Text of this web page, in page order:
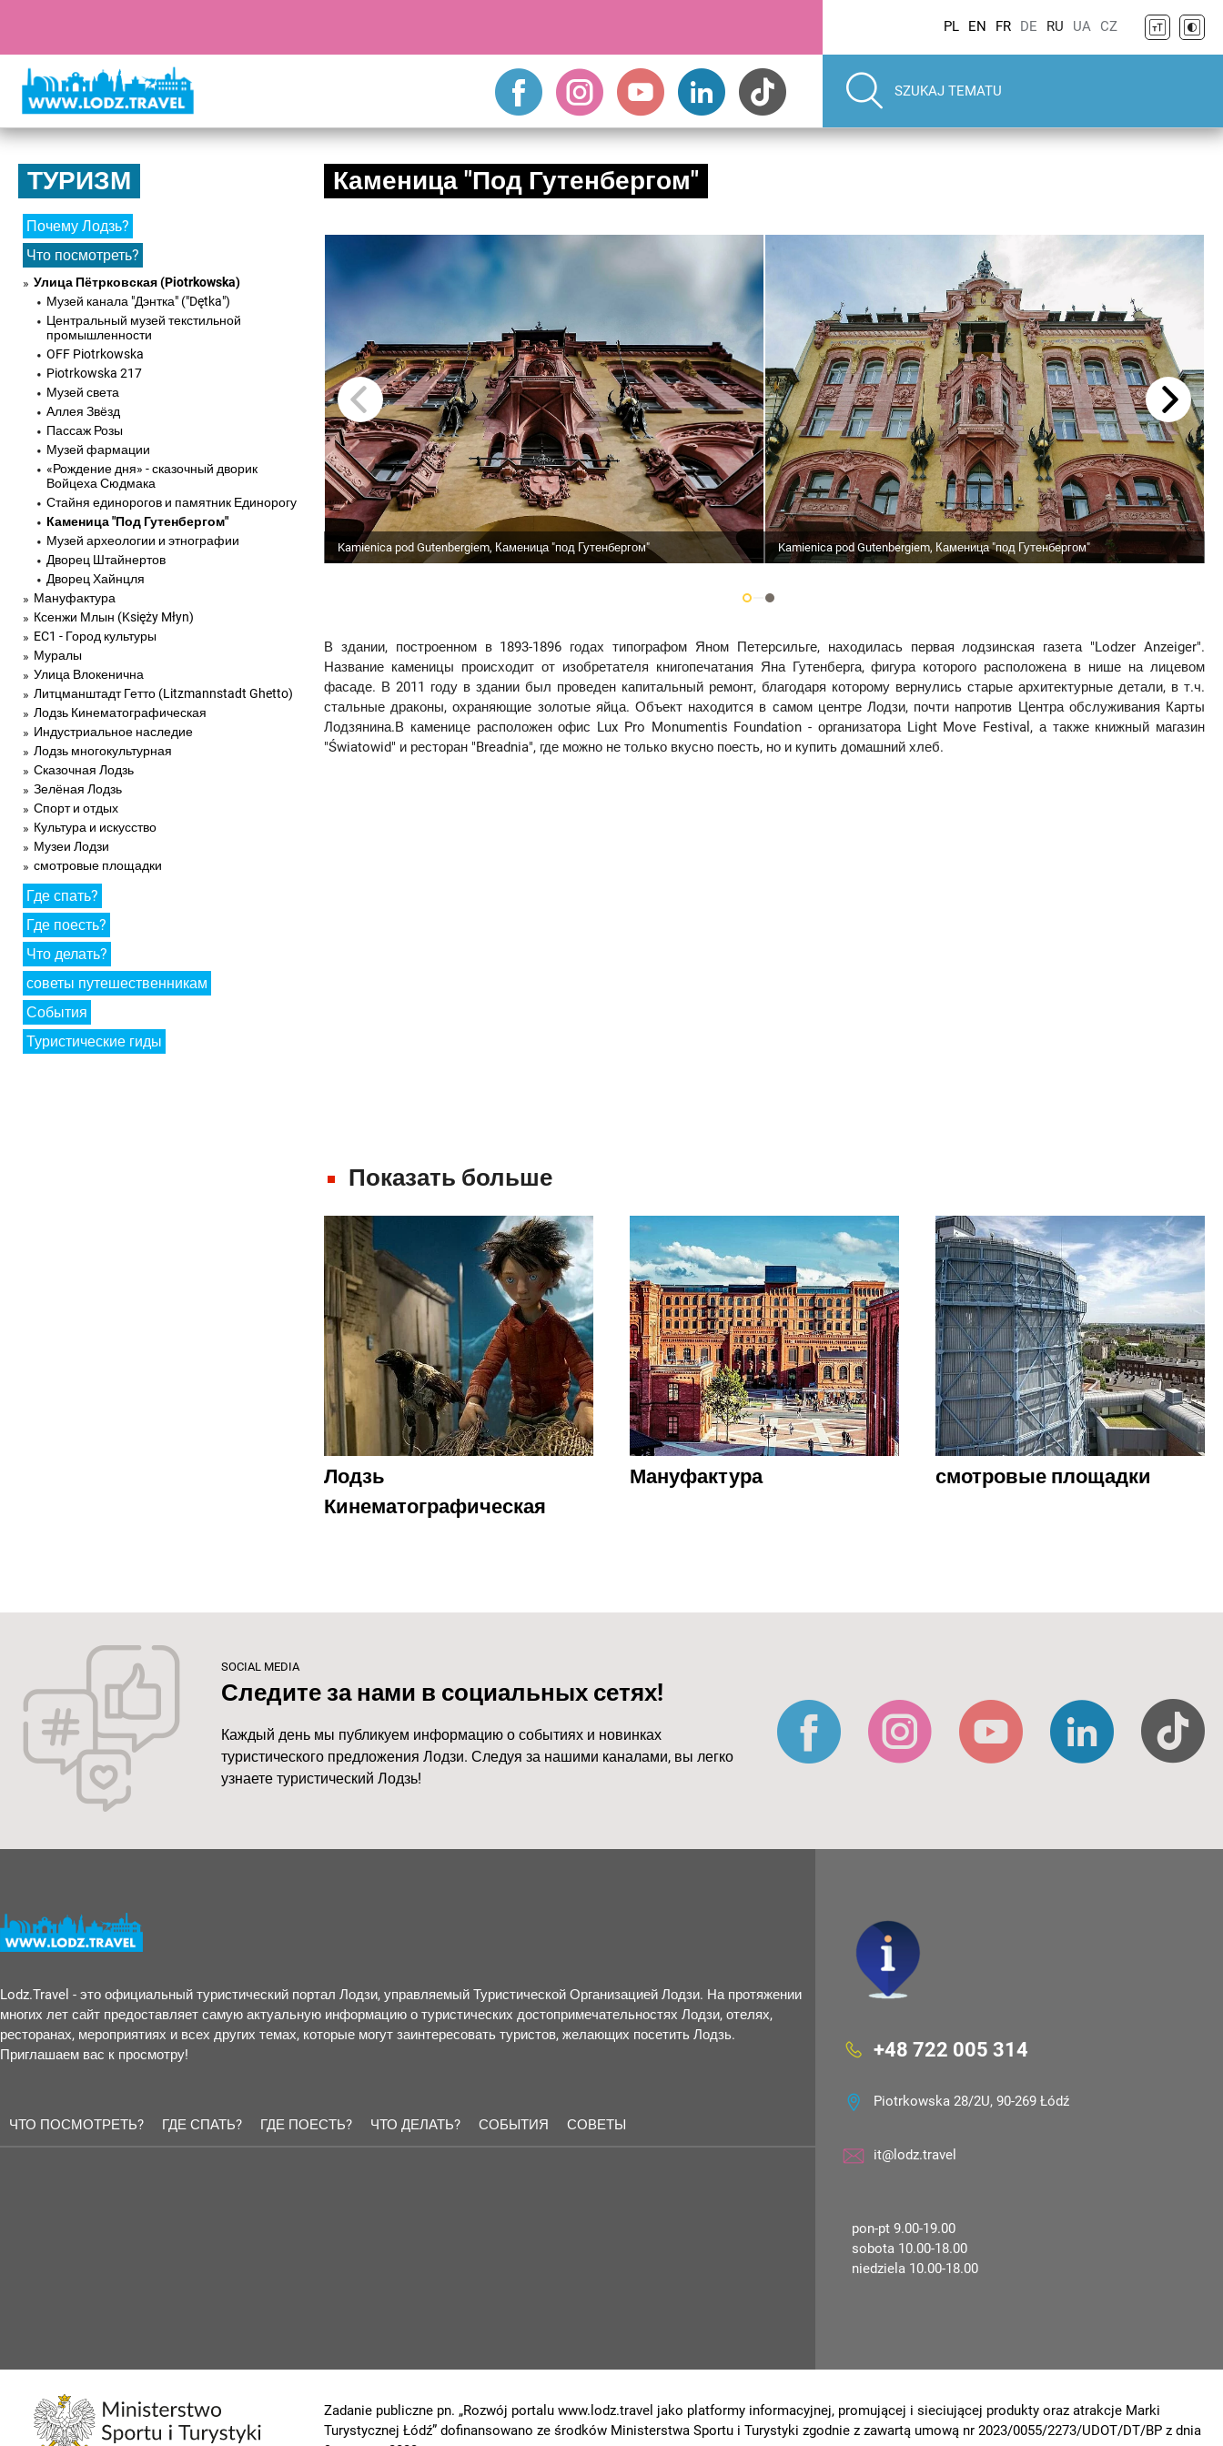
PL EN FR DE RU UA CZ
ТУРИЗМ
Почему Лодзь?
Что посмотреть?
Улица Пётрковская (Piotrkowska)
Музей канала "Дэнтка" ("Dętka")
Центральный музей текстильной
промышленности
OFF Piotrkowska
Piotrkowska 217
Музей света
Аллея Звёзд
Пассаж Розы
Музей фармации
«Рождение дня» - сказочный дворик
Войцеха Сюдмака
Стайня единорогов и памятник Единорогу
Каменица "Под Гутенбергом"
Музей археологии и этнографии
Дворец Штайнертов
Дворец Хайнцля
Мануфактура
Ксенжи Млын (Księży Młyn)
EC1 - Город культуры
Муралы
Улица Влокенична
Литцманштадт Гетто (Litzmannstadt Ghetto)
Лодзь Кинематографическая
Индустриальное наследие
Лодзь многокультурная
Сказочная Лодзь
Зелёная Лодзь
Спорт и отдых
Культура и искусство
Музеи Лодзи
смотровые площадки
Где спать?
Где поесть?
Что делать?
советы путешественникам
События
Туристические гиды
Каменица "Под Гутенбергом"
Kamienica pod Gutenbergiem, Каменица "под Гутенбергом" Kamienica pod Gutenbergiem, Каменица "под Гутенбергом"
В здании, построенном в 1893-1896 годах типографом Яном Петерсильге, находилась первая лодзинская газета "Lodzer Anzeiger".
Название каменицы происходит от изобретателя книгопечатания Яна Гутенберга, фигура которого расположена в нише на лицевом
фасаде. В 2011 году в здании был проведен капитальный ремонт, благодаря которому вернулись старые архитектурные детали, в т.ч.
стальные драконы, охраняющие золотые яйца. Объект находится в самом центре Лодзи, почти напротив Центра обслуживания Карты
Лодзянина.В каменице расположен офис Lux Pro Monumentis Foundation - организатора Light Move Festival, а также книжный магазин
"Światowid" и ресторан "Breadnia", где можно не только вкусно поесть, но и купить домашний хлеб.
Показать больше
Лодзь
Кинематографическая
Мануфактура смотровые площадки
SOCIAL MEDIA
Следите за нами в социальных сетях!
Каждый день мы публикуем информацию о событиях и новинках
туристического предложения Лодзи. Следуя за нашими каналами, вы легко
узнаете туристический Лодзь!
Lodz.Travel - это официальный туристический портал Лодзи, управляемый Туристической Организацией Лодзи. На протяжении
многих лет сайт предоставляет самую актуальную информацию о туристических достопримечательностях Лодзи, отелях,
ресторанах, мероприятиях и всех других темах, которые могут заинтересовать туристов, желающих посетить Лодзь.
Приглашаем вас к просмотру!
ЧТО ПОСМОТРЕТЬ? ГДЕ СПАТЬ? ГДЕ ПОЕСТЬ? ЧТО ДЕЛАТЬ? СОБЫТИЯ СОВЕТЫ
+48 722 005 314
Piotrkowska 28/2U, 90-269 Łódź
it@lodz.travel
pon-pt 9.00-19.00
sobota 10.00-18.00
niedziela 10.00-18.00
Zadanie publiczne pn. „Rozwój portalu www.lodz.travel jako platformy informacyjnej, promującej i sieciującej produkty oraz atrakcje Marki
Turystycznej Łódź” dofinansowano ze środków Ministerstwa Sportu i Turystyki zgodnie z zawartą umową nr 2023/0055/2273/UDOT/DT/BP z dnia